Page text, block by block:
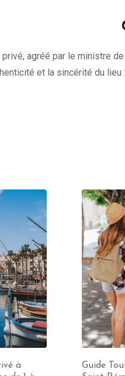
agréé par le ministre
et la sincérité du
à
Guide